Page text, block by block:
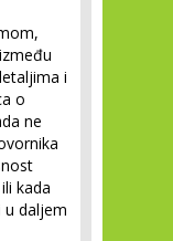
i
o
ne
kada
u daljem